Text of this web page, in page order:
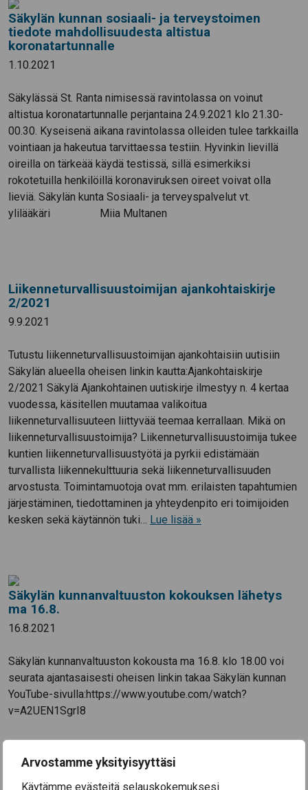
Arvostamme yksityisyyttäsi
Käytämme evästeitä selauskokemuksesi
Säkylän kunnan sosiaali- ja terveystoimen
tiedote mahdollisuudesta altistua
koronatartunnalle
1.10.2021
Säkylässä St. Ranta nimisessä ravintolassa on voinut
altistua koronatartunnalle perjantaina 24.9.2021 klo 21.30-
00.30. Kyseisenä aikana ravintolassa olleiden tulee tarkkailla
vointiaan ja hakeutua tarvittaessa testiin. Hyvinkin lievillä
oireilla on tärkeää käydä testissä, sillä esimerkiksi
rokotetuilla henkilöillä koronaviruksen oireet voivat olla
lieviä. Säkylän kunta Sosiaali- ja terveyspalvelut vt.
ylilääkäri Miia Multanen
Liikenneturvallisuustoimijan ajankohtaiskirje
2/2021
9.9.2021
Tutustu liikenneturvallisuustoimijan ajankohtaisiin uutisiin
Säkylän alueella oheisen linkin kautta:Ajankohtaiskirje
2/2021 Säkylä Ajankohtainen uutiskirje ilmestyy n. 4 kertaa
vuodessa, käsitellen muutamaa valikoitua
liikenneturvallisuuteen liittyvää teemaa kerrallaan. Mikä on
liikenneturvallisuustoimija? Liikenneturvallisuustoimija tukee
kuntien liikenneturvallisuustyötä ja pyrkii edistämään
turvallista liikennekulttuuria sekä liikenneturvallisuuden
arvostusta. Toimintamuotoja ovat mm. erilaisten tapahtumien
järjestäminen, tiedottaminen ja yhteydenpito eri toimijoiden
kesken sekä käytännön tuki… Lue lisää »
Säkylän kunnanvaltuuston kokouksen lähetys
ma 16.8.
16.8.2021
Säkylän kunnanvaltuuston kokousta ma 16.8. klo 18.00 voi
seurata ajantasaisesti oheisen linkin takaa Säkylän kunnan
YouTube-sivulla:https://www.youtube.com/watch?
v=A2UEN1SgrI8
Liikenneturvallisuustoimijan ajankohtaiskirje –